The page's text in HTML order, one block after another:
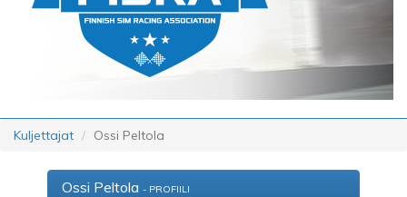
Kuljettajat Ossi Peltola
Ossi Peltola - PROFIILI